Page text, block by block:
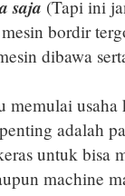
saja (Tapi ini
bordir
dibawa
memulai
adalah
untuk bisa
machine